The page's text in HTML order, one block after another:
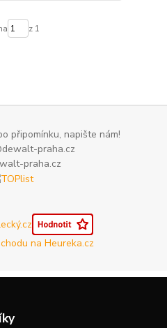
z 1
připomínku, napište nám!
praha.cz
praha.cz